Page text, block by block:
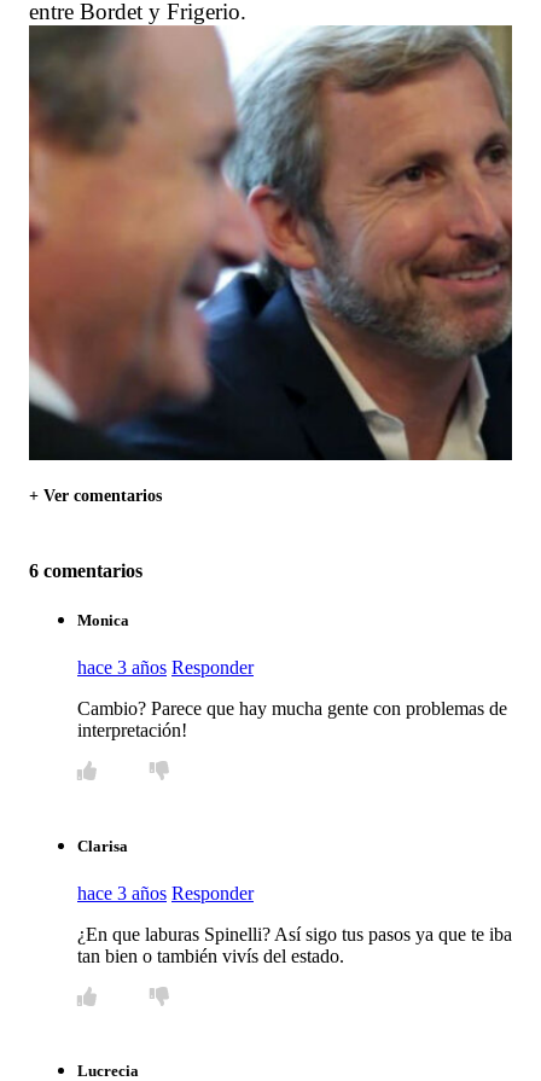
entre Bordet y Frigerio.
+ Ver comentarios
6 comentarios
Monica
hace 3 años Responder
Cambio? Parece que hay mucha gente con problemas de
interpretación!
Clarisa
hace 3 años Responder
¿En que laburas Spinelli? Así sigo tus pasos ya que te iba
tan bien o también vivís del estado.
Lucrecia